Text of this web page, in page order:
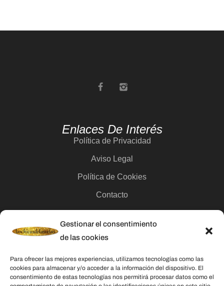
Gestionar el consentimiento
de las cookies
Para ofrecer las mejores experiencias, utilizamos tecnologías como las
cookies para almacenar y/o acceder a la información del dispositivo. El
consentimiento de estas tecnologías nos permitirá procesar datos como el
Enlaces De Interés
Política de Privacidad
Aviso Legal
Política de Cookies
Contacto
Categorías
Velas
Inciensos
Aceites esenciales